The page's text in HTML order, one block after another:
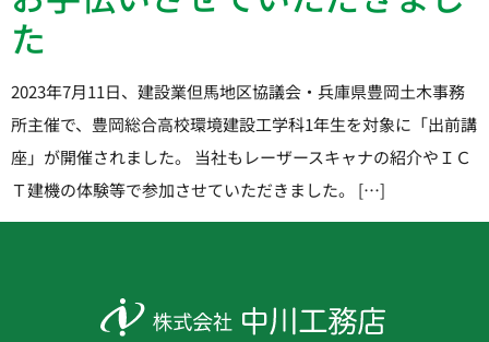
た
2023年7月11日、建設業但馬地区協議会・兵庫県豊岡土木事務
所主催で、豊岡総合高校環境建設工学科1年生を対象に「出前講
座」が開催されました。 当社もレーザースキャナの紹介やＩＣ
Ｔ建機の体験等で参加させていただきました。 […]